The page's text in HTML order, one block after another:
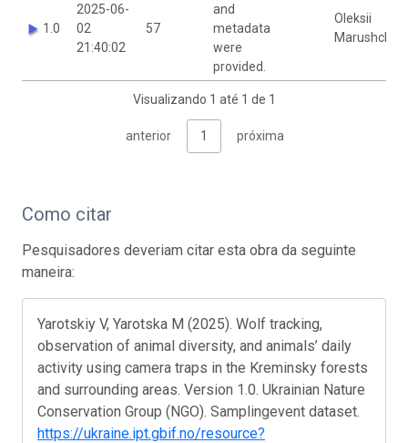
1.0
2025-06-
02
21:40:02
57
and
metadata
were
provided.
Oleksii
Marushchak
Visualizando 1 até 1 de 1
anterior 1 próxima
Como citar
Pesquisadores deveriam citar esta obra da seguinte
maneira:
Yarotskiy V, Yarotska M (2025). Wolf tracking,
observation of animal diversity, and animals’ daily
activity using camera traps in the Kreminsky forests
and surrounding areas. Version 1.0. Ukrainian Nature
Conservation Group (NGO). Samplingevent dataset.
https://ukraine.ipt.gbif.no/resource?